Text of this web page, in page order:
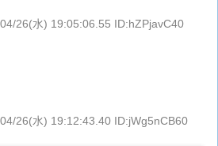
26(水) 19:05:06.55 ID:hZPjavC40
26(水) 19:12:43.40 ID:jWg5nCB60